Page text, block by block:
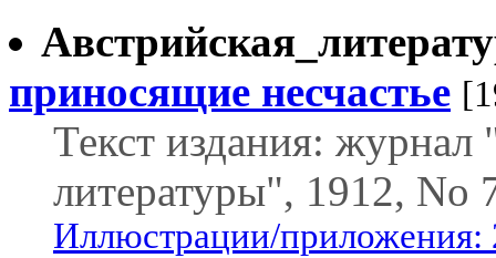
приносящие несчастье
Текст издания:
литературы", 1912, No
Иллюстрации/приложения: